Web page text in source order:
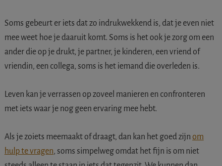
Soms gebeurt er iets dat zo indrukwekkend is, dat je even niet
mee weet hoe je daaruit komt. Soms is het ook je zorg om een
ander die op je drukt, je partner, je kinderen, een vriend of
vriendin, een collega, soms is het iemand die overleden is.
Leven kan je verrassen op zoveel manieren en confronteren
met iets waar je nog geen ervaring mee hebt.
Als je zoiets meemaakt of draagt, dan kan het goed zijn om
hulp te vragen, soms simpelweg omdat het fijn is om niet